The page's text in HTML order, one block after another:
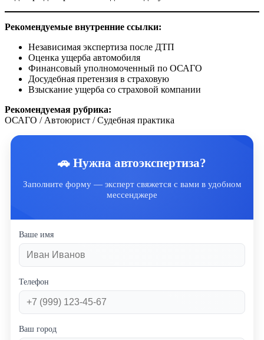
Рекомендуемые внутренние ссылки:
Независимая экспертиза после ДТП
Оценка ущерба автомобиля
Финансовый уполномоченный по ОСАГО
Досудебная претензия в страховую
Взыскание ущерба со страховой компании
Рекомендуемая рубрика:
ОСАГО / Автоюрист / Судебная практика
🚗 Нужна автоэкспертиза?
Заполните форму — эксперт свяжется с вами в удобном
мессенджере
Ваше имя
Телефон
Ваш город